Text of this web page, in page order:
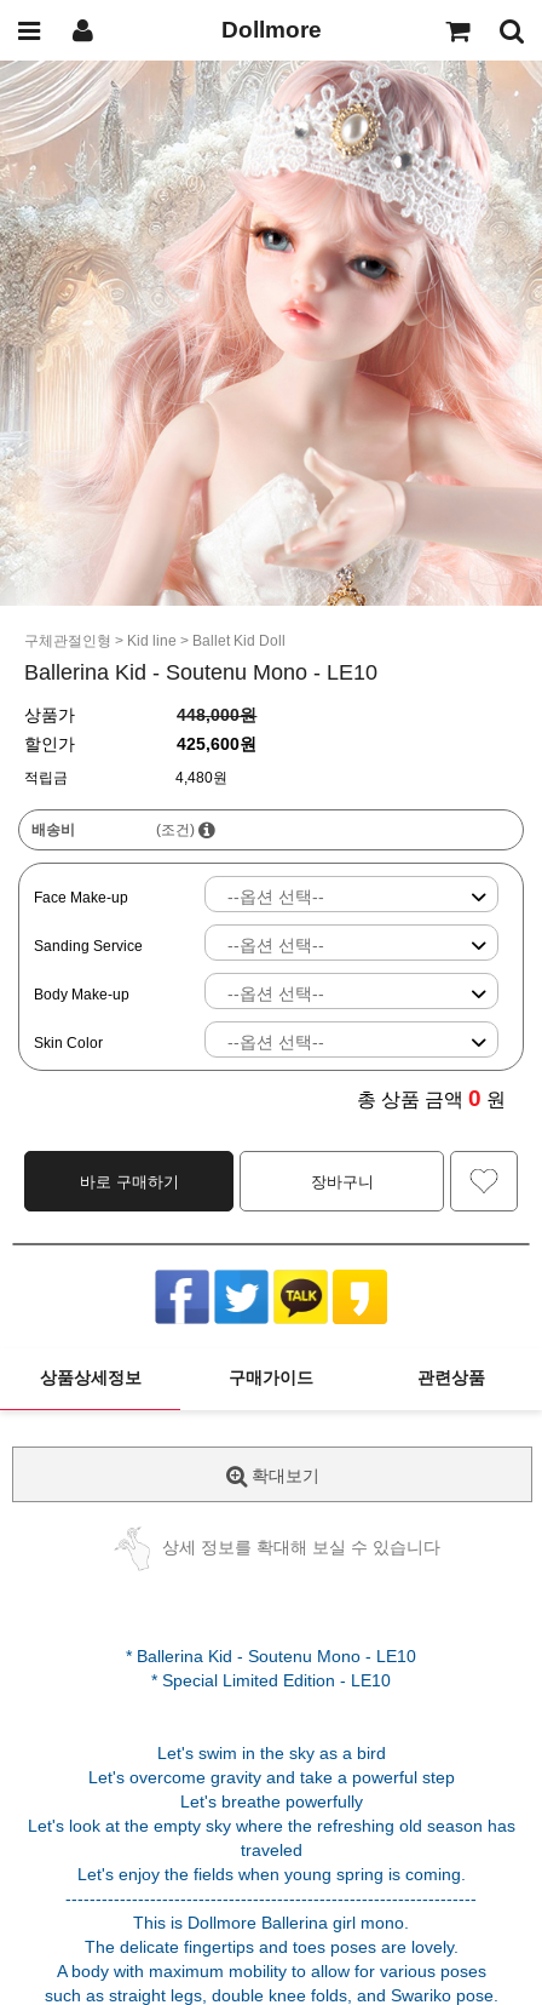
Dollmore
구체관절인형 > Kid line > Ballet Kid Doll
Ballerina Kid - Soutenu Mono - LE10
상품가
448,000원
할인가
425,600원
적립금 4,480원
배송비 (조건)
Face Make-up
Sanding Service
Body Make-up
Skin Color
총 상품 금액 0 원
바로 구매하기 장바구니
상품상세정보 구매가이드 관련상품
확대보기
상세 정보를 확대해 보실 수 있습니다
* Ballerina Kid - Soutenu Mono - LE10
* Special Limited Edition - LE10
Let's swim in the sky as a bird
Let's overcome gravity and take a powerful step
Let's breathe powerfully
Let's look at the empty sky where the refreshing old season has
traveled
Let's enjoy the fields when young spring is coming.
--------------------------------------------------------------------
This is Dollmore Ballerina girl mono.
The delicate fingertips and toes poses are lovely.
A body with maximum mobility to allow for various poses
such as straight legs, double knee folds, and Swariko pose.